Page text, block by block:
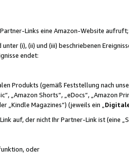
Links eine Amazon-Website aufruft;
(i), (ii) und (iii) beschriebenen
endet:
Produkts (gemäß Feststellung nach
„Amazon Shorts“, „eDocs“, „Amazon
„Kindle Magazines“) (jeweils ein „
auf, der nicht Ihr Partner-Link ist (eine
oder